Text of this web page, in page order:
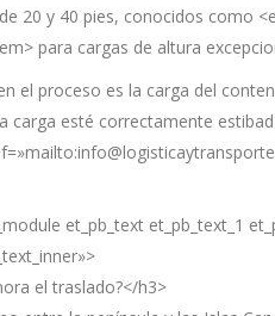
20 y 40 pies, conocidos como
para cargas de altura
el proceso es la carga del
carga esté correctamente
et_pb_text et_pb_text_1
el traslado?</h3>